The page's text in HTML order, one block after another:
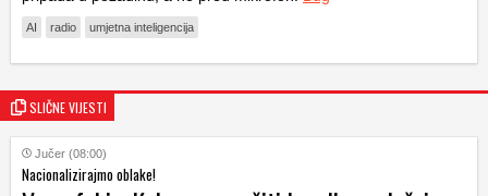
AI radio umjetna inteligencija
SLIČNE VIJESTI
Jučer (08:00)
Nacionalizirajmo oblake!